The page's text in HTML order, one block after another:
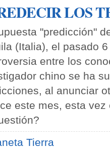
LOS
"predicción"
(Italia), el pasado
entre los
chino se ha
al anunciar
este mes, esta
Tierra